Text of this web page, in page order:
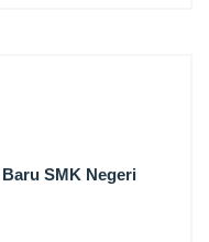
SMK Negeri